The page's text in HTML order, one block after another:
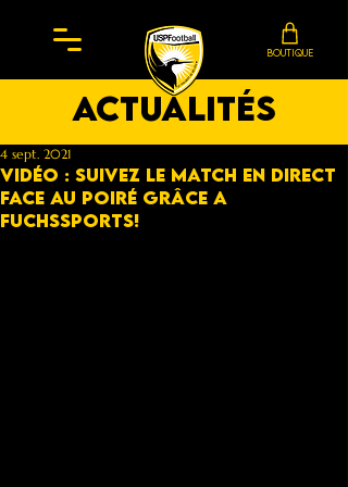
BOUTIQUE
actualités
VIDÉO : suivez le match en direct
face au poiré grâce a
FuchsSports!
4 sept. 2021